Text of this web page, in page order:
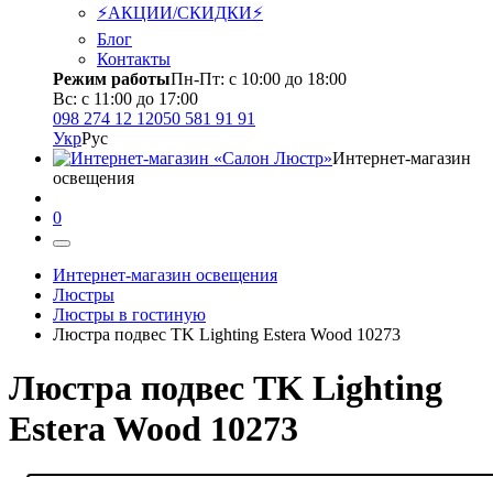
⚡АКЦИИ/СКИДКИ⚡
Блог
Контакты
Режим работыПн-Пт: с 10:00 до 18:00
Вс: с 11:00 до 17:00
098 274 12 12050 581 91 91
УкрРус
Интернет-магазин
освещения
0
Интернет-магазин освещения
Люстры
Люстры в гостиную
Люстра подвес TK Lighting Estera Wood 10273
Люстра подвес TK Lighting
Estera Wood 10273